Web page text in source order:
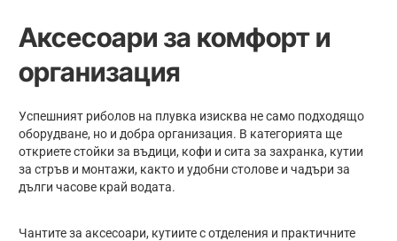
Аксесоари за комфорт и
организация
Успешният риболов на плувка изисква не само подходящо
оборудване, но и добра организация. В категорията ще
откриете стойки за въдици, кофи и сита за захранка, кутии
за стръв и монтажи, както и удобни столове и чадъри за
дълги часове край водата.
Чантите за аксесоари, кутиите с отделения и практичните